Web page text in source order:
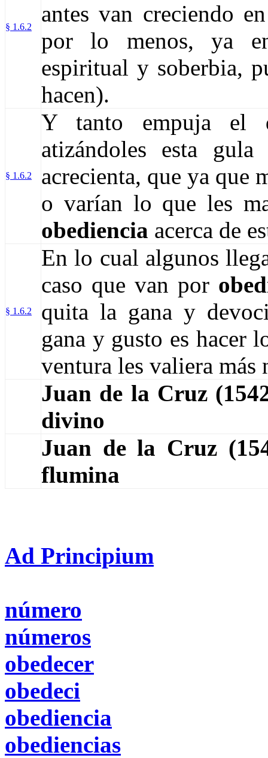
§ 1.6.2
antes van creciendo
por lo menos, ya
espiritual y soberbia,
hacen).
§ 1.6.2
Y tanto empuja el
atizándoles esta
acrecienta, que ya que
o varían lo que les
obediencia acerca de
§ 1.6.2
En lo cual algunos
caso que van por
quita la gana y
gana y gusto es hacer
ventura les valiera más
Juan de la Cruz
divino
Juan de la Cruz
flumina
Ad Principium
número
números
obedecer
obedeci
obediencia
obediencias